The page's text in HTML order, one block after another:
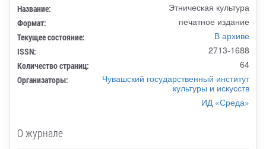
Название: Этническая культура
Формат: печатное издание
Текущее состояние: В архиве
ISSN: 2713-1688
Количество страниц: 64
Организаторы:
Чувашский государственный институт
культуры и искусств
ИД «Среда»
О журнале